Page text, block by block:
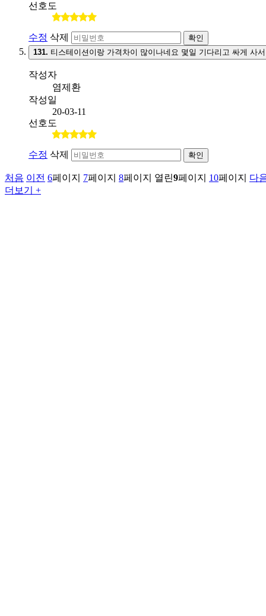
선호도
수정 삭제
확인
131. 티스테이션이랑 가격차이 많이나네요 몇일 기다리고 싸게 사
작성자
염제환
작성일
20-03-11
선호도
수정 삭제 확인
처음 이전 6페이지 7페이지 8페이지 열린9페이지 10페이지
다
더보기 +